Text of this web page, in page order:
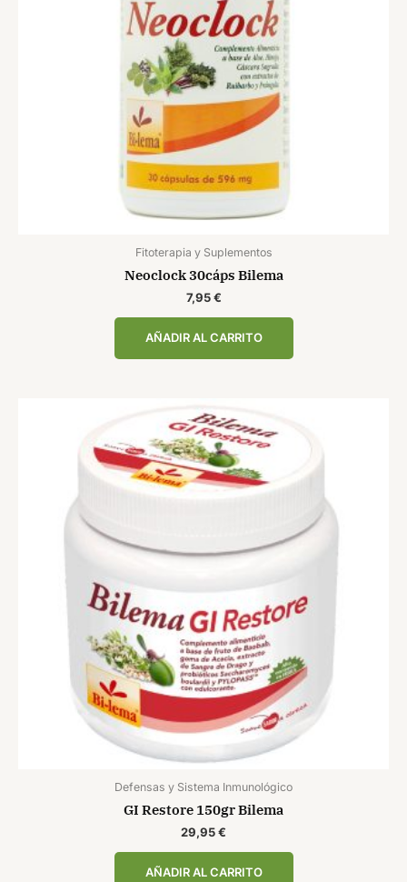
Fitoterapia y Suplementos
Neoclock 30cáps Bilema
7,95€
AÑADIR AL CARRITO
Defensas y Sistema Inmunológico
GI Restore 150gr Bilema
29,95€
AÑADIR AL CARRITO